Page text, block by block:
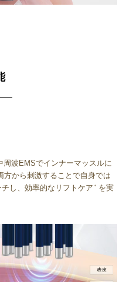
波EMSでインナーマッスルに
方から刺激することで自身では
し、効率的なリフトケア ＊
を実